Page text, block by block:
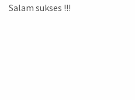
Salam sukses !!!